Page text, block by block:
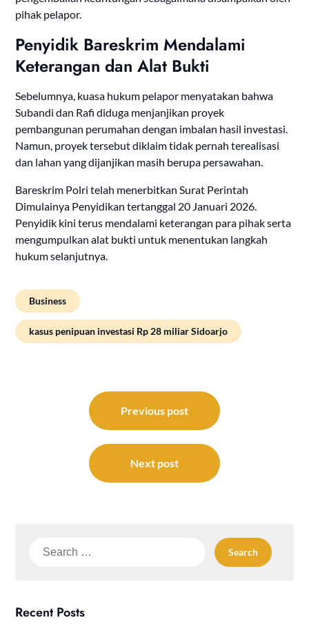
pihak pelapor.
Penyidik Bareskrim Mendalami
Keterangan dan Alat Bukti
Sebelumnya, kuasa hukum pelapor menyatakan bahwa
Subandi dan Rafi diduga menjanjikan proyek
pembangunan perumahan dengan imbalan hasil investasi.
Namun, proyek tersebut diklaim tidak pernah terealisasi
dan lahan yang dijanjikan masih berupa persawahan.
Bareskrim Polri telah menerbitkan Surat Perintah
Dimulainya Penyidikan tertanggal 20 Januari 2026.
Penyidik kini terus mendalami keterangan para pihak serta
mengumpulkan alat bukti untuk menentukan langkah
hukum selanjutnya.
Business
kasus penipuan investasi Rp 28 miliar Sidoarjo
navigation
Previous post
Next post
Search
Recent Posts